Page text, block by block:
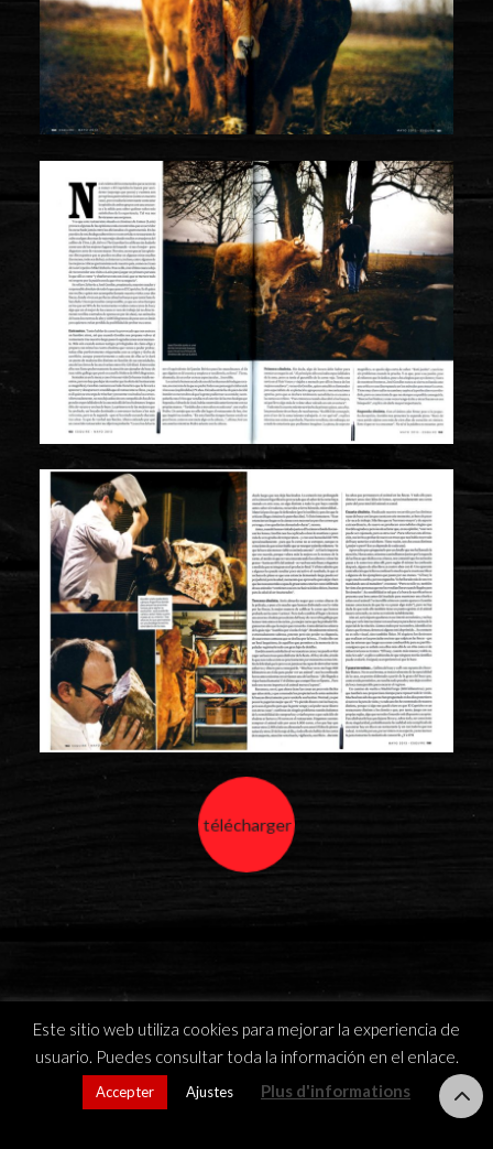
télécharger
Este sitio web utiliza cookies para mejorar la experiencia de
usuario. Puedes consultar toda la información en el enlace.
Accepter Ajustes Plus d'informations